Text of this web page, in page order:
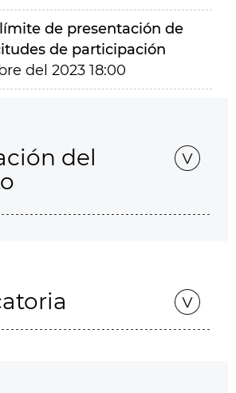
de presentación de
de participación
del 2023 18:00
del